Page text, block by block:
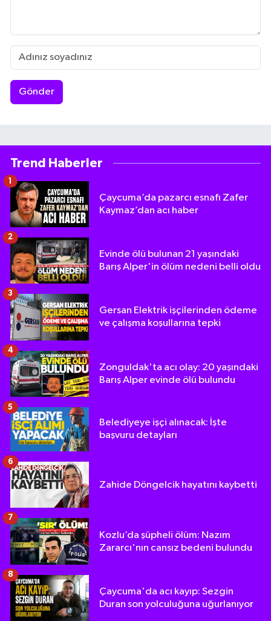
Gönder
Trend Haberler
Çaycuma’da pazarcı esnafı Zafer
Kaymaz’dan acı haber
1
Evinde ölü bulunan 21 yaşındaki
Barış Alper'in ölüm nedeni belli oldu
2
Gersan Elektrik işçilerinden ödeme
ve çalışma koşullarına tepki
3
Zonguldak'ta acı olay: 20 yaşındaki
Barış Alper evinde ölü bulundu
4
Belediyeye işçi alınacak: İşte
başvuru detayları
5
Zahide Döngelcik hayatını kaybetti
6
Kozlu’da şüpheli ölüm: Nazım
Zararcı'nın cansız bedeni bulundu
7
Çaycuma'da acı kayıp: Sezgin
Duran son yolculuğuna uğurlanıyor
8